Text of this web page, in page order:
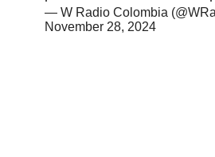
— W Radio Colombia
November 28, 2024